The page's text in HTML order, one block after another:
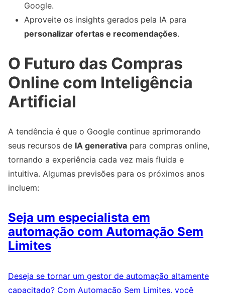
Google.
Aproveite os insights gerados pela IA para
personalizar ofertas e recomendações.
O Futuro das Compras
Online com Inteligência
Artificial
A tendência é que o Google continue aprimorando
seus recursos de IA generativa para compras online,
tornando a experiência cada vez mais fluida e
intuitiva. Algumas previsões para os próximos anos
incluem:
Seja um especialista em
automação com Automação Sem
Limites
Deseja se tornar um gestor de automação altamente
capacitado? Com Automação Sem Limites, você